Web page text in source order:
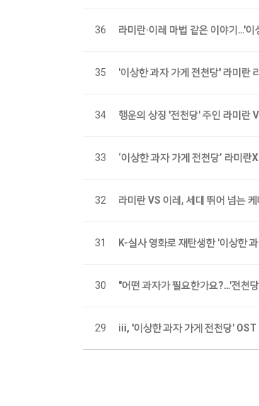
36 라미란·이레 마법 같은 이야기…'
35 '이상한 과자 가게 전천당' 라미란
34 행운의 상징 '전천당' 주인 라미란
33 ‘이상한 과자 가게 전천당’ 라미
32 라미란 VS 이레, 세대 뛰어 넘는
31 K-실사 영화로 재탄생한 '이상한
30 "어떤 과자가 필요한가요?…'전천
29 iii, '이상한 과자 가게 전천당'